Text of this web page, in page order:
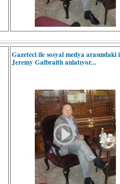
Gazeteci ile sosyal medya
Jeremy Galbraith anlatıyor...